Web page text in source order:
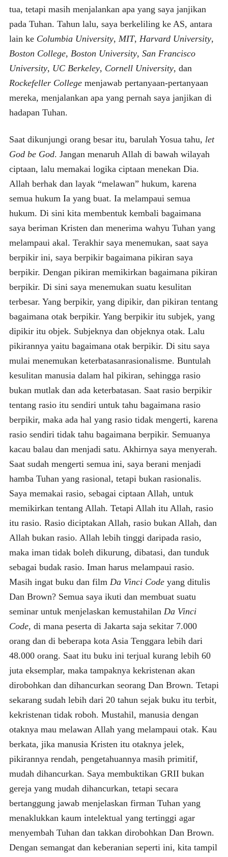
tua, tetapi masih menjalankan apa yang saya janjikan
pada Tuhan. Tahun lalu, saya berkeliling ke AS, antara
lain ke Columbia University, MIT, Harvard University,
Boston College, Boston University, San Francisco
University, UC Berkeley, Cornell University, dan
Rockefeller Collegemenjawab pertanyaan-pertanyaan
mereka, menjalankan apa yang pernah saya janjikan di
hadapan Tuhan.
Saat dikunjungi orang besar itu, barulah Yosua tahu, let
God be God. Jangan menaruh Allah di bawah wilayah
ciptaan, lalu memakai logika ciptaan menekan Dia.
Allah berhak dan layak “melawan” hukum, karena
semua hukum Ia yang buat. Ia melampaui semua
hukum. Di sini kita membentuk kembali bagaimana
saya beriman Kristen dan menerima wahyu Tuhan yang
melampaui akal. Terakhir saya menemukan, saat saya
berpikir ini, saya berpikir bagaimana pikiran saya
berpikir. Dengan pikiran memikirkan bagaimana pikiran
berpikir. Di sini saya menemukan suatu kesulitan
terbesar. Yang berpikir, yang dipikir, dan pikiran tentang
bagaimana otak berpikir. Yang berpikir itu subjek, yang
dipikir itu objek. Subjeknya dan objeknya otak. Lalu
pikirannya yaitu bagaimana otak berpikir. Di situ saya
mulai menemukan keterbatasanrasionalisme. Buntulah
kesulitan manusia dalam hal pikiran, sehingga rasio
bukan mutlak dan ada keterbatasan. Saat rasio berpikir
tentang rasio itu sendiri untuk tahu bagaimana rasio
berpikir, maka ada hal yang rasio tidak mengerti, karena
rasio sendiri tidak tahu bagaimana berpikir. Semuanya
kacau balau dan menjadi satu. Akhirnya saya menyerah.
Saat sudah mengerti semua ini, saya berani menjadi
hamba Tuhan yang rasional, tetapi bukan rasionalis.
Saya memakai rasio, sebagai ciptaan Allah, untuk
memikirkan tentang Allah. Tetapi Allah itu Allah, rasio
itu rasio. Rasio diciptakan Allah, rasio bukan Allah, dan
Allah bukan rasio. Allah lebih tinggi daripada rasio,
maka iman tidak boleh dikurung, dibatasi, dan tunduk
sebagai budak rasio. Iman harus melampaui rasio.
Masih ingat buku dan film Da Vinci Codeyang ditulis
Dan Brown? Semua saya ikuti dan membuat suatu
seminar untuk menjelaskan kemustahilan Da Vinci
Code, di mana peserta di Jakarta saja sekitar 7.000
orang dan di beberapa kota Asia Tenggara lebih dari
48.000 orang. Saat itu buku ini terjual kurang lebih 60
juta eksemplar, maka tampaknya kekristenan akan
dirobohkan dan dihancurkan seorang Dan Brown. Tetapi
sekarang sudah lebih dari 20 tahun sejak buku itu terbit,
kekristenan tidak roboh. Mustahil, manusia dengan
otaknya mau melawan Allah yang melampaui otak. Kau
berkata, jika manusia Kristen itu otaknya jelek,
pikirannya rendah, pengetahuannya masih primitif,
mudah dihancurkan. Saya membuktikan GRII bukan
gereja yang mudah dihancurkan, tetapi secara
bertanggung jawab menjelaskan firman Tuhan yang
menaklukkan kaum intelektual yang tertinggi agar
menyembah Tuhan dan takkan dirobohkan Dan Brown.
Dengan semangat dan keberanian seperti ini, kita tampil